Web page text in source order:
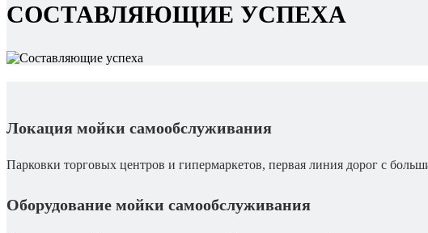
СОСТАВЛЯЮЩИЕ УСПЕХА
Локация мойки самообслуживания
Парковки торговых центров и гипермаркетов, первая линия дорог с
Оборудование мойки самообслуживания